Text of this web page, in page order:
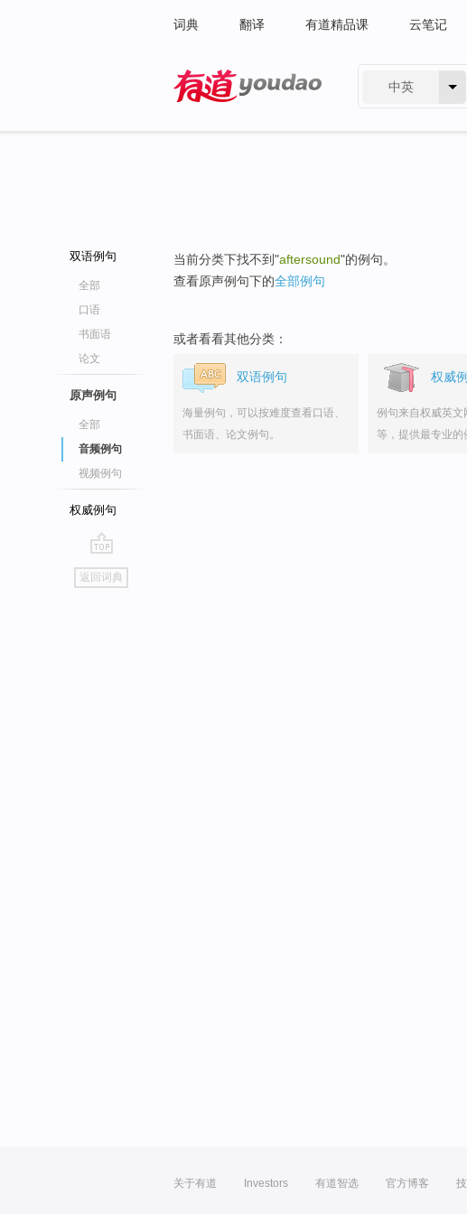
词典 翻译 有道精品课 云笔记
中英
双语例句
全部
口语
书面语
论文
原声例句
全部
音频例句
视频例句
权威例句
go
top
返回词典
当前分类下找不到"aftersound"的例句。
查看原声例句下的全部例句
或者看看其他分类：
双语例句
海量例句，可以按难度查看口语、
书面语、论文例句。
权威
例句来自权威英文
等，提供最专业的
关于有道 Investors 有道智选 官方博客